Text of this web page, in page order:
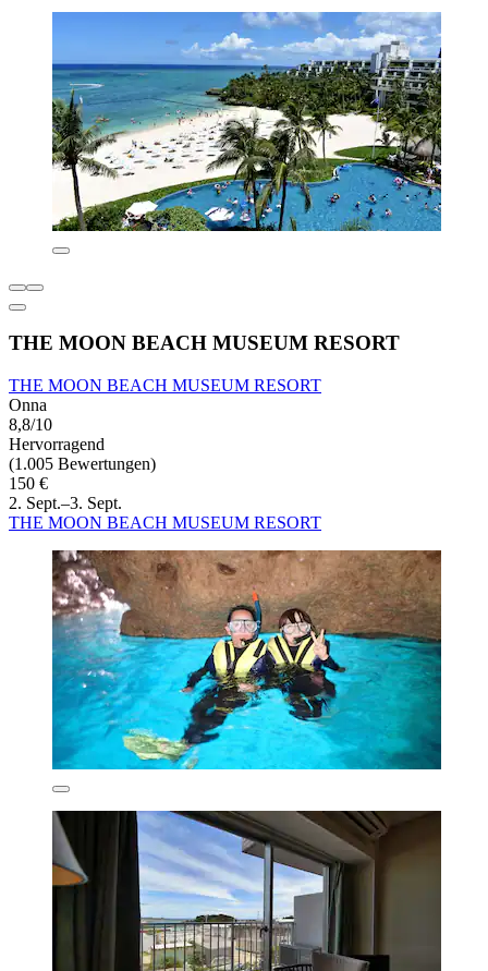
THE MOON BEACH MUSEUM RESORT
THE MOON BEACH MUSEUM RESORT
Onna
8,8/10
Hervorragend
(1.005 Bewertungen)
150 €
2. Sept.–3. Sept.
THE MOON BEACH MUSEUM RESORT